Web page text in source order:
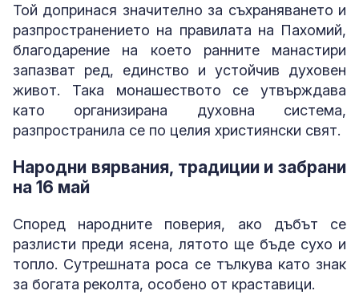
Той допринася значително за съхраняването и
разпространението на правилата на Пахомий,
благодарение на което ранните манастири
запазват ред, единство и устойчив духовен
живот. Така монашеството се утвърждава
като организирана духовна система,
разпространила се по целия християнски свят.
Народни вярвания, традиции и забрани
на 16 май
Според народните поверия, ако дъбът се
разлисти преди ясена, лятото ще бъде сухо и
топло. Сутрешната роса се тълкува като знак
за богата реколта, особено от краставици.